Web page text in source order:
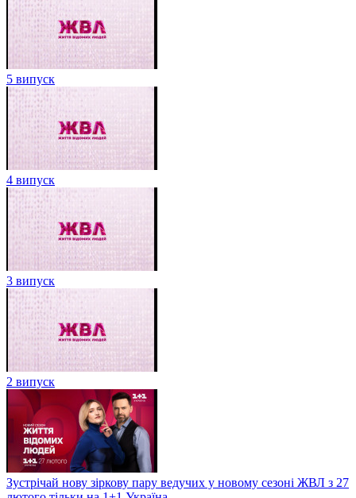
5 випуск
4 випуск
3 випуск
2 випуск
Зустрічай нову зіркову пару ведучих у новому сезоні ЖВЛ з 27